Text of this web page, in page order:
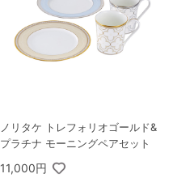
ノリタケ トレフォリオゴールド&
プラチナ モーニングペアセット
11,000円